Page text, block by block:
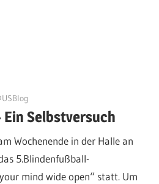
Selbstversuch
Wochenende in der Halle an
5.Blindenfußball-
mind wide open“ statt. Um